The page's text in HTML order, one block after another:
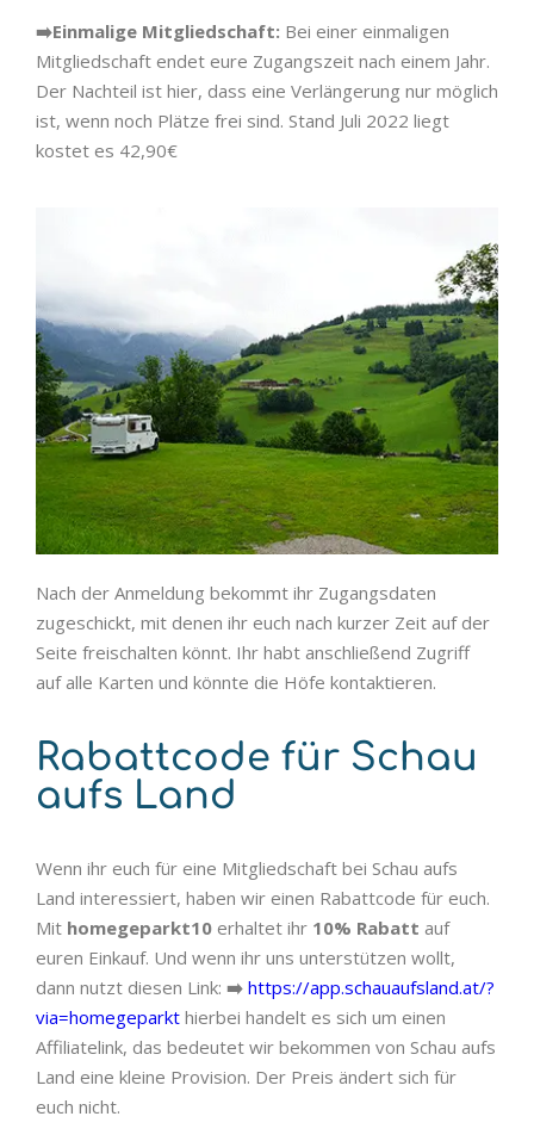
➡️Einmalige Mitgliedschaft: Bei einer einmaligen
Mitgliedschaft endet eure Zugangszeit nach einem Jahr.
Der Nachteil ist hier, dass eine Verlängerung nur möglich
ist, wenn noch Plätze frei sind. Stand Juli 2022 liegt
kostet es 42,90€
Nach der Anmeldung bekommt ihr Zugangsdaten
zugeschickt, mit denen ihr euch nach kurzer Zeit auf der
Seite freischalten könnt. Ihr habt anschließend Zugriff
auf alle Karten und könnte die Höfe kontaktieren.
Rabattcode für Schau
aufs Land
Wenn ihr euch für eine Mitgliedschaft bei Schau aufs
Land interessiert, haben wir einen Rabattcode für euch.
Mit homegeparkt10 erhaltet ihr 10% Rabatt auf
euren Einkauf. Und wenn ihr uns unterstützen wollt,
dann nutzt diesen Link: ➡️ https://app.schauaufsland.at/?
via=homegeparkt hierbei handelt es sich um einen
Affiliatelink, das bedeutet wir bekommen von Schau aufs
Land eine kleine Provision. Der Preis ändert sich für
euch nicht.